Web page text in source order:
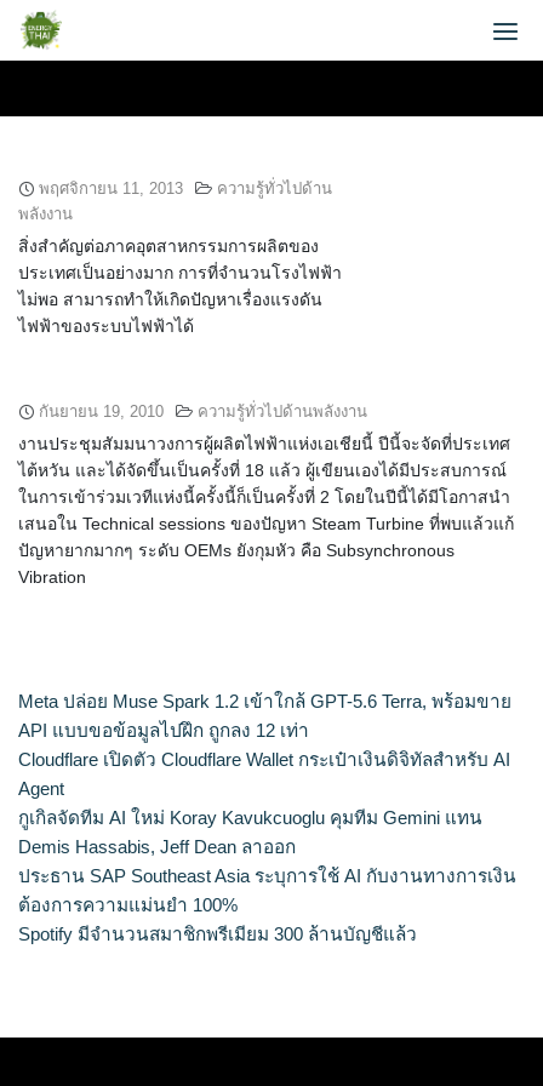
Skip
เกี่ยวกับผู้เขียน
พฤศจิกายน 11, 2013
ความรู้ทั่วไปด้าน
พลังงาน
สิ่งสำคัญต่อภาคอุตสาหกรรมการผลิตของ
ประเทศเป็นอย่างมาก การที่จำนวนโรงไฟฟ้า
ไม่พอ สามารถทำให้เกิดปัญหาเรื่องแรงดัน
ไฟฟ้าของระบบไฟฟ้าได้
กันยายน 19, 2010 ความรู้ทั่วไปด้านพลังงาน
งานประชุมสัมมนาวงการผู้ผลิตไฟฟ้าแห่งเอเชียนี้ ปีนี้จะจัดที่ประเทศ
ไต้หวัน และได้จัดขึ้นเป็นครั้งที่ 18 แล้ว ผู้เขียนเองได้มีประสบการณ์
ในการเข้าร่วมเวทีแห่งนี้ครั้งนี้ก็เป็นครั้งที่ 2 โดยในปีนี้ได้มีโอกาสนำ
เสนอใน Technical sessions ของปัญหา Steam Turbine ที่พบแล้วแก้
ปัญหายากมากๆ ระดับ OEMs ยังกุมหัว คือ Subsynchronous
Vibration
Meta ปล่อย Muse Spark 1.2 เข้าใกล้ GPT-5.6 Terra, พร้อมขาย
API แบบขอข้อมูลไปฝึก ถูกลง 12 เท่า
Cloudflare เปิดตัว Cloudflare Wallet กระเป๋าเงินดิจิทัลสำหรับ AI
Agent
กูเกิลจัดทีม AI ใหม่ Koray Kavukcuoglu คุมทีม Gemini แทน
Demis Hassabis, Jeff Dean ลาออก
ประธาน SAP Southeast Asia ระบุการใช้ AI กับงานทางการเงิน
ต้องการความแม่นยำ 100%
Spotify มีจำนวนสมาชิกพรีเมียม 300 ล้านบัญชีแล้ว